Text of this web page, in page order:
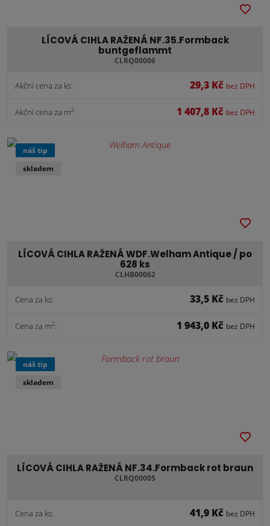
LÍCOVÁ CIHLA RAŽENÁ NF.35.Formback
buntgeflammt
CLRQ00006
Akční cena za ks: 29,3 Kč bez DPH
Akční cena za m2: 1 407,8 Kč bez DPH
LÍCOVÁ CIHLA RAŽENÁ WDF.Welham Antique / po
628 ks
CLHB00062
Cena za ks: 33,5 Kč bez DPH
Cena za m2: 1 943,0 Kč bez DPH
náš tip
skladem
LÍCOVÁ CIHLA RAŽENÁ NF.34.Formback rot braun
CLRQ00005
Cena za ks: 41,9 Kč bez DPH
náš tip
skladem